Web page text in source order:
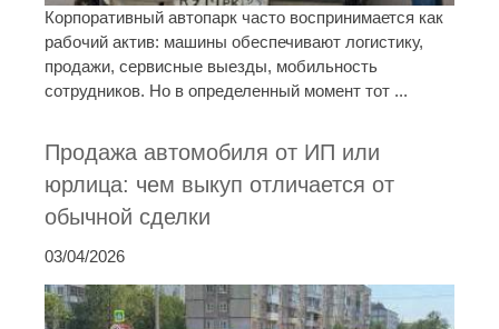
Корпоративный автопарк часто воспринимается как
рабочий актив: машины обеспечивают логистику,
продажи, сервисные выезды, мобильность
сотрудников. Но в определенный момент тот ...
Продажа автомобиля от ИП или
юрлица: чем выкуп отличается от
обычной сделки
03/04/2026